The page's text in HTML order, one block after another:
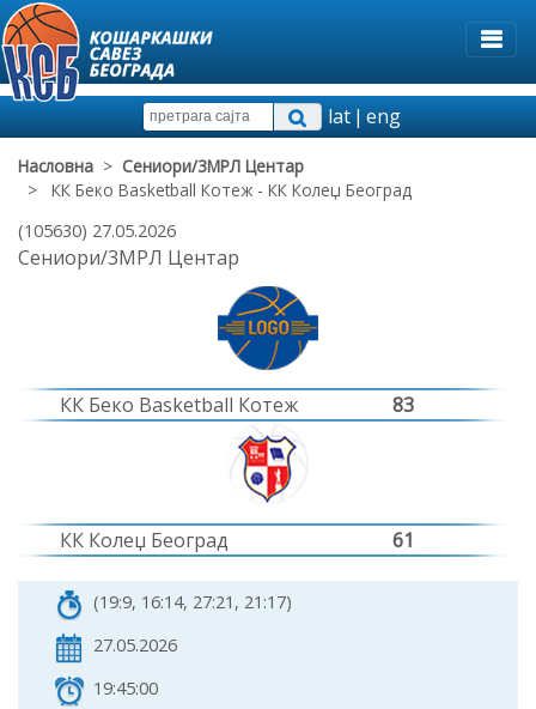
lat|eng
Насловна > Сениори/3МРЛ Центар
> КК Беко Basketball Котеж - КК Колеџ Београд
(105630) 27.05.2026
Сениори/3МРЛ Центар
КК Беко Basketball Котеж 83
КК Колеџ Београд 61
(19:9, 16:14, 27:21, 21:17)
27.05.2026
19:45:00